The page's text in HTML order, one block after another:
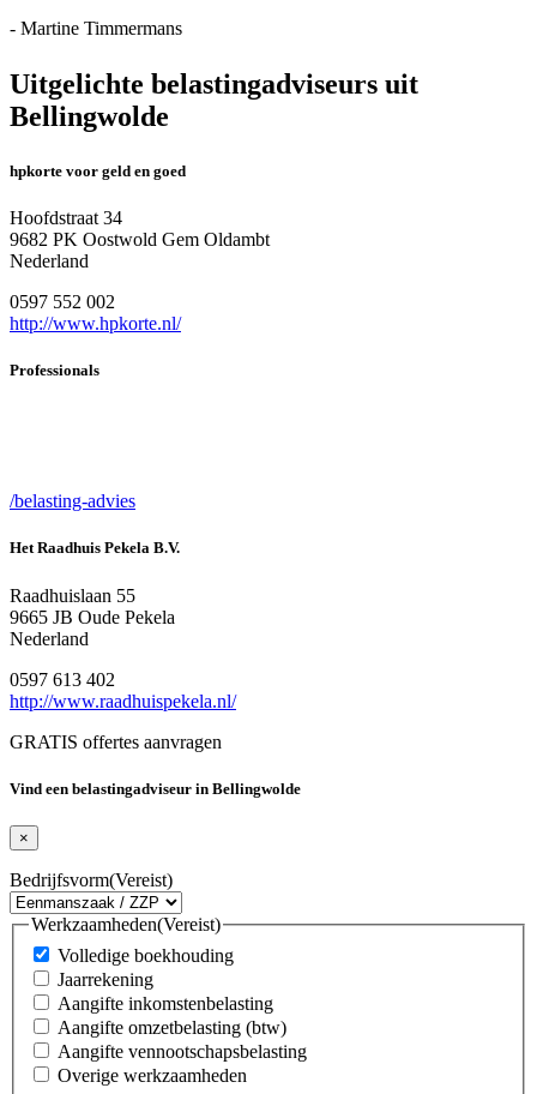
- Martine Timmermans
Uitgelichte belastingadviseurs uit
Bellingwolde
hpkorte voor geld en goed
Hoofdstraat 34
9682 PK Oostwold Gem Oldambt
Nederland
0597 552 002
http://www.hpkorte.nl/
Professionals
/belasting-advies
Het Raadhuis Pekela B.V.
Raadhuislaan 55
9665 JB Oude Pekela
Nederland
0597 613 402
http://www.raadhuispekela.nl/
GRATIS offertes aanvragen
Vind een belastingadviseur in Bellingwolde
×
Bedrijfsvorm(Vereist)
Werkzaamheden(Vereist)
Volledige boekhouding
Jaarrekening
Aangifte inkomstenbelasting
Aangifte omzetbelasting (btw)
Aangifte vennootschapsbelasting
Overige werkzaamheden